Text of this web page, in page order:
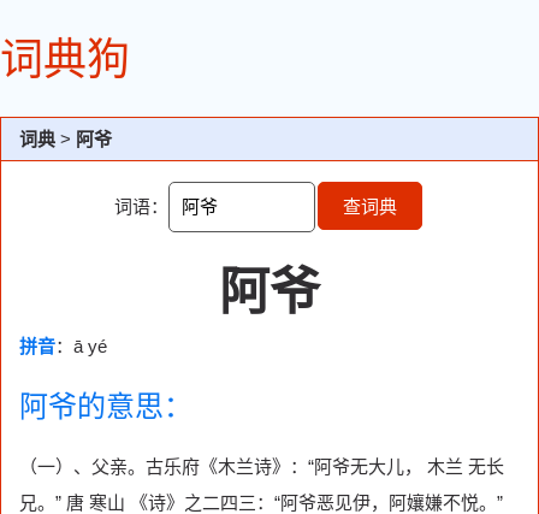
词典狗
词典 > 阿爷
词语： 查词典
阿爷
拼音：ā yé
阿爷的意思：
（一）、父亲。古乐府《木兰诗》：“阿爷无大儿， 木兰 无长
兄。” 唐 寒山 《诗》之二四三：“阿爷恶见伊，阿孃嫌不悦。”